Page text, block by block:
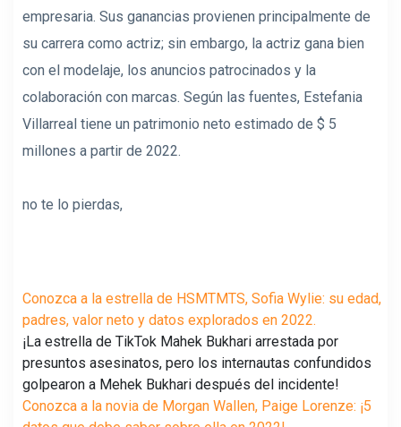
empresaria. Sus ganancias provienen principalmente de
su carrera como actriz; sin embargo, la actriz gana bien
con el modelaje, los anuncios patrocinados y la
colaboración con marcas. Según las fuentes, Estefania
Villarreal tiene un patrimonio neto estimado de $ 5
millones a partir de 2022.
no te lo pierdas,
Conozca a la estrella de HSMTMTS, Sofia Wylie: su edad,
padres, valor neto y datos explorados en 2022.
¡La estrella de TikTok Mahek Bukhari arrestada por
presuntos asesinatos, pero los internautas confundidos
golpearon a Mehek Bukhari después del incidente!
Conozca a la novia de Morgan Wallen, Paige Lorenze: ¡5